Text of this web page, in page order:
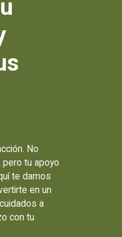
No
tu apoyo
te damos
en un
a
con tu